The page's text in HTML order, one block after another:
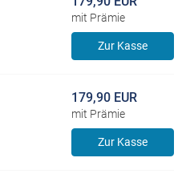
mit Prämie
Zur Kasse
179,90 EUR
mit Prämie
Zur Kasse